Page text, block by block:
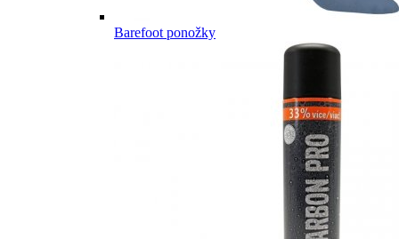
Barefoot ponožky